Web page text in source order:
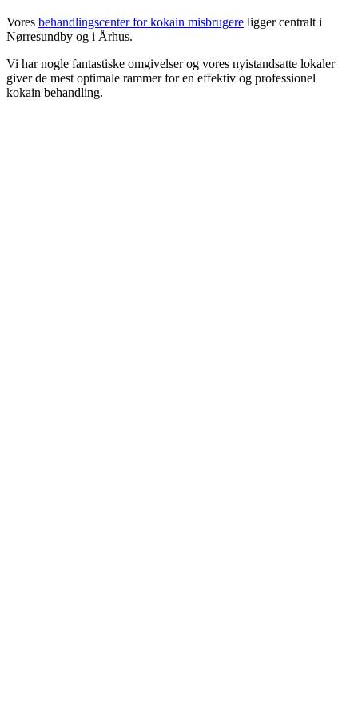
Vores behandlingscenter for kokain misbrugere ligger centralt i
Nørresundby og i Århus.
Vi har nogle fantastiske omgivelser og vores nyistandsatte lokaler
giver de mest optimale rammer for en effektiv og professionel
kokain behandling.